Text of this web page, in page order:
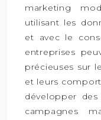
marketing
utilisant les
et avec le
entreprises
précieuses sur
et leurs
développer
campagnes